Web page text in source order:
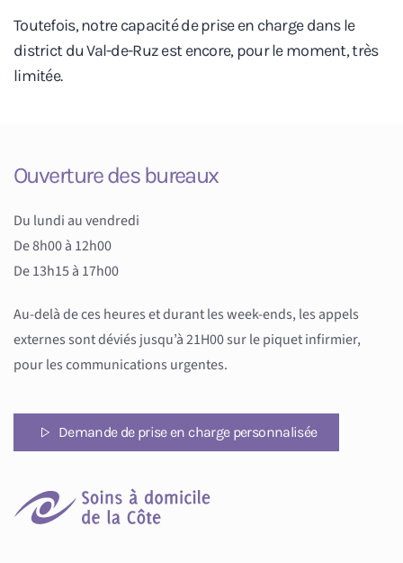
Toutefois, notre capacité de prise en charge dans le
district du Val-de-Ruz est encore, pour le moment, très
limitée.
Ouverture des bureaux
Du lundi au vendredi
De 8h00 à 12h00
De 13h15 à 17h00
Au-delà de ces heures et durant les week-ends, les appels
externes sont déviés jusqu’à 21H00 sur le piquet infirmier,
pour les communications urgentes.
Demande de prise en charge personnalisée